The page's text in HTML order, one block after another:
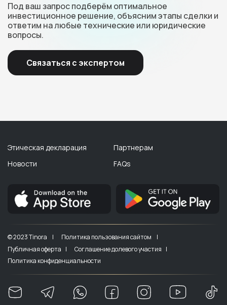
Под ваш запрос подберём оптимальное
инвестиционное решение, объясним этапы сделки и
ответим на любые технические или юридические
вопросы.
Связаться с экспертом
Этическая декларация
Новости
Партнерам
FAQs
© 2023 Tinora |
Политика пользования сайтом |
Публичная оферта |
Соглашение долевого участия |
Политика конфиденциальности